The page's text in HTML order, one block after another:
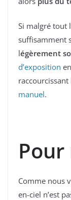
Si malgré tout
suffisamment
légèrement
d’exposition en
raccourcissant
manuel.
Comme nous
en-ciel n’est